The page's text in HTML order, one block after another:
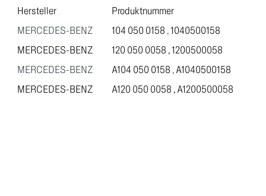
Hersteller
Produktnummer
MERCEDES-BENZ
104 050 0158 ,1040500158
MERCEDES-BENZ
120 050 0058 ,1200500058
MERCEDES-BENZ
A104 050 0158 ,A1040500158
MERCEDES-BENZ
A120 050 0058 ,A1200500058